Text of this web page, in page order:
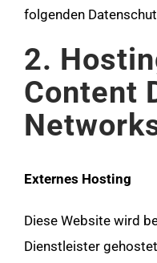
folgenden
2.
Content
Externes Hosting
Diese Website wird
Dienstleister